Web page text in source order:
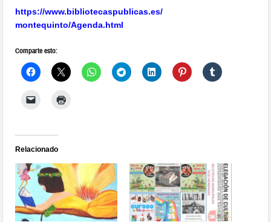
https://www.bibliotecaspublicas.es/
montequinto/Agenda.html
Comparte esto:
Relacionado